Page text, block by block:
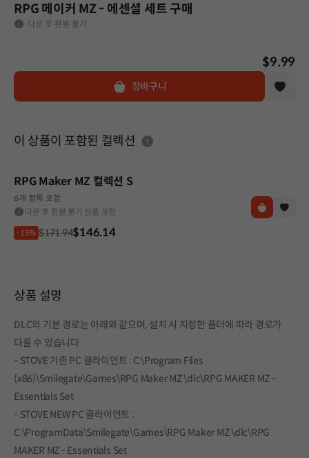
RPG 메이커 MZ - 에센셜 세트 구매
다운 후 환불 불가
$9.99
장바구니
이 상품이 포함된 컬렉션 도움말
RPG Maker MZ 컬렉션 S
6개 항목 포함
다운 후 환불 불가 상품 포함
-15% $171.94$146.14
상품 설명
DLC의 기본 경로는 아래와 같으며, 설치 시 지정한 폴더에 따라 경로가
다를 수 있습니다.
- STOVE 기존 PC 클라이언트 : C:\Program Files
(x86)\Smilegate\Games\RPG Maker MZ \dlc\RPG MAKER MZ -
Essentials Set
- STOVE NEW PC 클라이언트 :
C:\ProgramData\Smilegate\Games\RPG Maker MZ \dlc\RPG
MAKER MZ - Essentials Set